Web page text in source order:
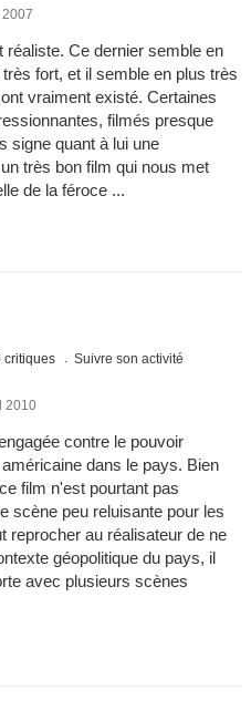
réaliste. Ce dernier semble en
fort, et il semble en plus très
vraiment existé. Certaines
filmés presque
signe quant à lui une
très bon film qui nous met
de la féroce ...
critiques Suivre son activité
2010
contre le pouvoir
dans le pays. Bien
film n'est pourtant pas
scène peu reluisante pour les
reprocher au réalisateur de ne
géopolitique du pays, il
avec plusieurs scènes